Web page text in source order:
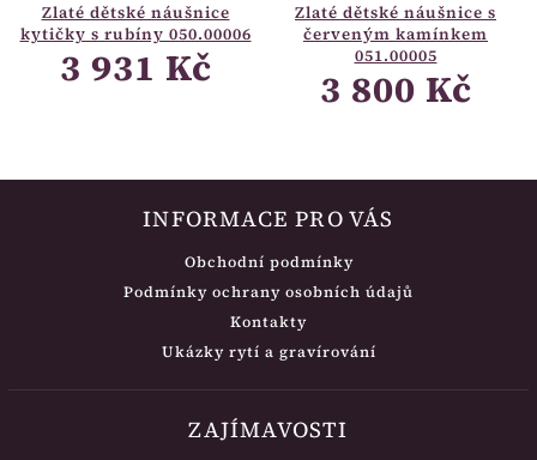
Zlaté dětské náušnice
kytičky s rubíny 050.00006
3 931 Kč
Zlaté dětské náušnice s
červeným kamínkem
051.00005
3 800 Kč
INFORMACE PRO VÁS
Obchodní podmínky
Podmínky ochrany osobních údajů
Kontakty
Ukázky rytí a gravírování
ZAJÍMAVOSTI